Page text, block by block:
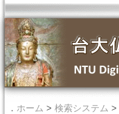
． ホーム > 検索システム >